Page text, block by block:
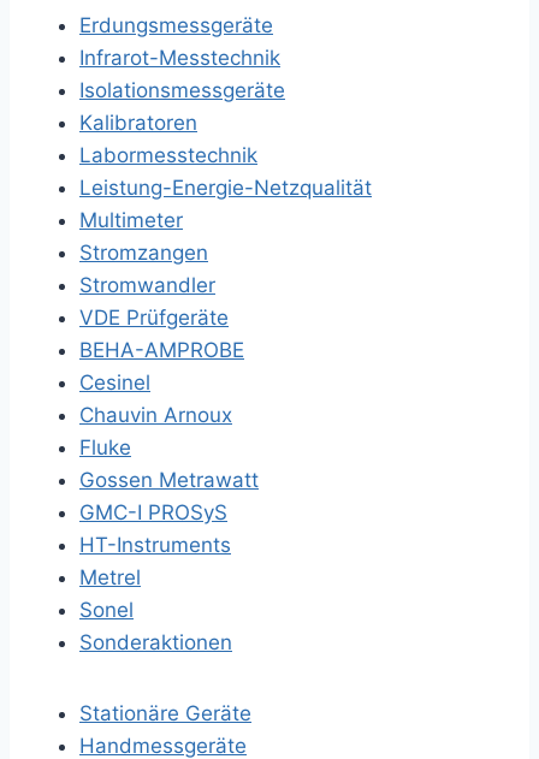
Erdungsmessgeräte
Infrarot-Messtechnik
Isolationsmessgeräte
Kalibratoren
Labormesstechnik
Leistung-Energie-Netzqualität
Multimeter
Stromzangen
Stromwandler
VDE Prüfgeräte
BEHA-AMPROBE
Cesinel
Chauvin Arnoux
Fluke
Gossen Metrawatt
GMC-I PROSyS
HT-Instruments
Metrel
Sonel
Sonderaktionen
Stationäre Geräte
Handmessgeräte